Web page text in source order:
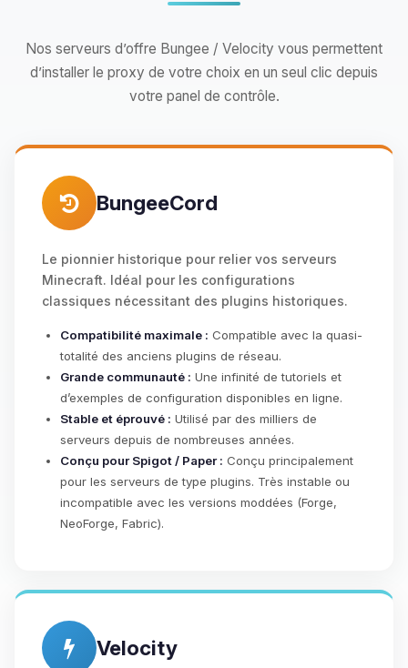
Nos serveurs d’offre Bungee / Velocity vous permettent
d’installer le proxy de votre choix en un seul clic depuis
votre panel de contrôle.
BungeeCord
Le pionnier historique pour relier vos serveurs
Minecraft. Idéal pour les configurations
classiques nécessitant des plugins historiques.
Compatibilité maximale : Compatible avec la quasi-
totalité des anciens plugins de réseau.
Grande communauté : Une infinité de tutoriels et
d’exemples de configuration disponibles en ligne.
Stable et éprouvé : Utilisé par des milliers de
serveurs depuis de nombreuses années.
Conçu pour Spigot / Paper : Conçu principalement
pour les serveurs de type plugins. Très instable ou
incompatible avec les versions moddées (Forge,
NeoForge, Fabric).
Velocity